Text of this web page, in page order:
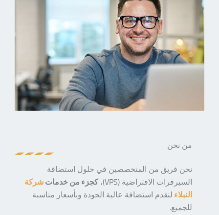
من نحن
نحن فريق من المتخصصين في حلول استضافة
السيرفرات الافتراضية (VPS)،
كجزء من خدماتشركة
النبلاءلنقدم استضافة عالية الجودة وبأسعار مناسبة
للجميع.